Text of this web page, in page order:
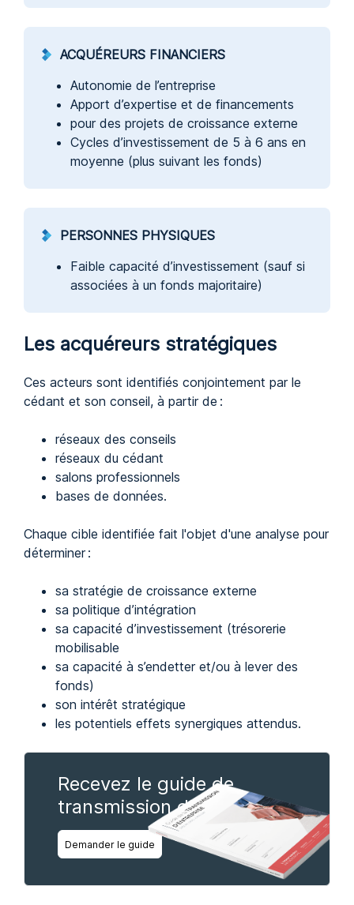
ACQUÉREURS FINANCIERS
Autonomie de l’entreprise
Apport d’expertise et de financements
pour des projets de croissance externe
Cycles d’investissement de 5 à 6 ans en
moyenne (plus suivant les fonds)
PERSONNES PHYSIQUES
Faible capacité d’investissement (sauf si
associées à un fonds majoritaire)
Les acquéreurs stratégiques
Ces acteurs sont identifiés conjointement par le
cédant et son conseil, à partir de :
réseaux des conseils
réseaux du cédant
salons professionnels
bases de données.
Chaque cible identifiée fait l'objet d'une analyse pour
déterminer :
sa stratégie de croissance externe
sa politique d’intégration
sa capacité d’investissement (trésorerie
mobilisable
sa capacité à s’endetter et/ou à lever des
fonds)
son intérêt stratégique
les potentiels effets synergiques attendus.
Recevez le guide de
transmission d'entreprise
Demander le guide